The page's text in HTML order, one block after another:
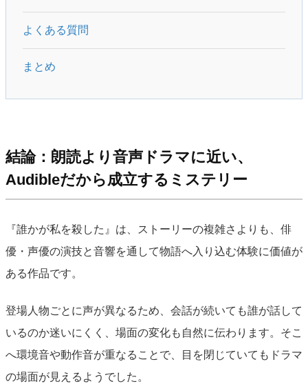
よくある質問
まとめ
結論：朗読より音声ドラマに近い、
Audibleだから成立するミステリー
『誰かが私を殺した』は、ストーリーの複雑さよりも、俳
優・声優の演技と音響を通して物語へ入り込む体験に価値が
ある作品です。
登場人物ごとに声が異なるため、会話が続いても誰が話して
いるのか迷いにくく、場面の変化も自然に伝わります。そこ
へ環境音や動作音が重なることで、目を閉じていてもドラマ
の場面が見えるようでした。